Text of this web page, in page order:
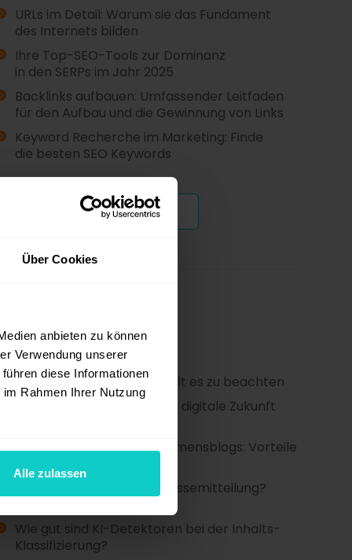
Über Cookies
anbieten zu können
Verwendung unserer
diese Informationen
Rahmen Ihrer Nutzung
Alle zulassen
URLs im Detail: Warum sie das Fundament
des Internets bilden
Ihre Top-SEO-Tools zur Dominanz
in den SERPs im Jahr 2025
Backlinks aufbauen: Umfassender Leitfaden
für den Aufbau und die Gewinnung von Links
Keyword Recherche im Marketing: Finde
die besten SEO Keywords
Weitere anzeigen
lesen
Copywriter werden: Das gilt es zu beachten
AI Marketing Tools - Ist die digitale Zukunft
Einrichten eines Unternehmensblogs: Vorteile
Wie schreiben Sie eine Pressemitteilung?
Wie gut sind KI-Detektoren bei der Inhalts-
Klassifizierung?